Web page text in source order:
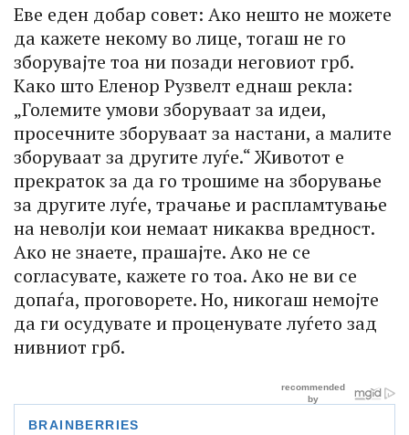
Еве еден добар совет: Ако нешто не можете
да кажете некому во лице, тогаш не го
зборувајте тоа ни позади неговиот грб.
Како што Еленор Рузвелт еднаш рекла:
„Големите умови зборуваат за идеи,
просечните зборуваат за настани, а малите
зборуваат за другите луѓе.“ Животот е
прекраток за да го трошиме на зборување
за другите луѓе, трачање и распламтување
на неволји кои немаат никаква вредност.
Ако не знаете, прашајте. Ако не се
согласувате, кажете го тоа. Ако не ви се
допаѓа, проговорете. Но, никогаш немојте
да ги осудувате и проценувате луѓето зад
нивниот грб.